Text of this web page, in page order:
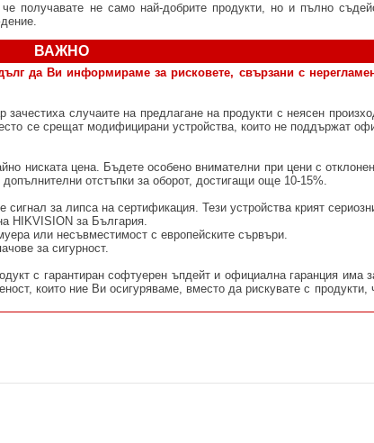
получавате не само най-добрите продукти, но и пълно
ВАЖНО
да Ви информираме за рисковете, свързани с
случаите на предлагане на продукти с неясен
се срещат модифицирани устройства, които не поддържат
ниската цена. Бъдете особено внимателни при цени с
отстъпки за оборот, достигащи още 10-15%.
сигнал за липса на сертификация. Тези устройства крият
HIKVISION за България.
или несъвместимост с европейските сървъри.
за сигурност.
с гарантиран софтуерен ъпдейт и официална гаранция има
които ние Ви осигуряваме, вместо да рискувате с продукти,